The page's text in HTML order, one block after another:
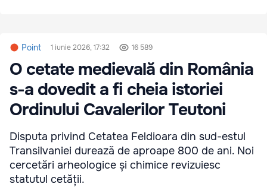
Point 1 iunie 2026, 17:32 16 589
O cetate medievală din România
s-a dovedit a fi cheia istoriei
Ordinului Cavalerilor Teutoni
Disputa privind Cetatea Feldioara din sud-estul
Transilvaniei durează de aproape 800 de ani. Noi
cercetări arheologice și chimice revizuiesc
statutul cetății.